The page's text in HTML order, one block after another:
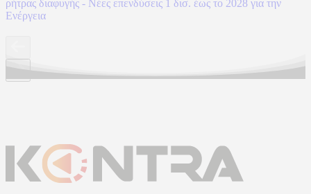
ρήτρας διαφυγής - Νέες επενδύσεις 1 δισ. έως το 2028 για την
Ενέργεια